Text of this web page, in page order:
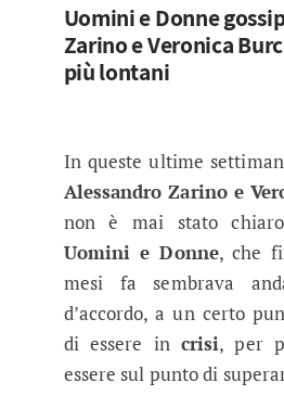
Uomini e Donne
Zarino e Veronica
più lontani
In queste ultime
Alessandro Zarino e
non è mai stato
Uomini e Donne, che
mesi fa sembrava
d’accordo, a un certo
di essere in crisi, per
essere sul punto di